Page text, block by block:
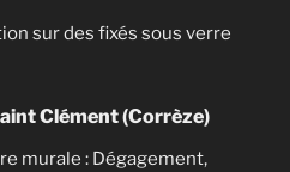
sur des fixés sous verre
Clément (Corrèze)
murale : Dégagement,